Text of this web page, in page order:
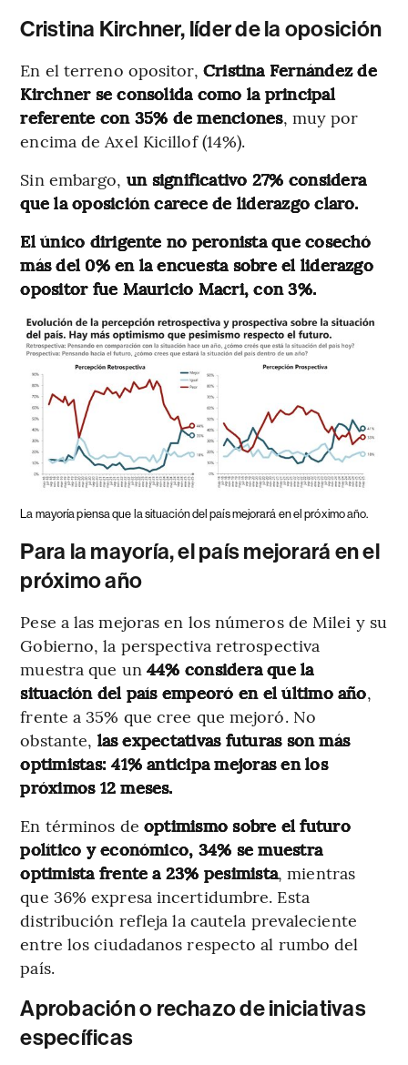
Cristina Kirchner, líder de la oposición
En el terreno opositor, Cristina Fernández de
Kirchner se consolida como la principal
referente con 35% de menciones, muy por
encima de Axel Kicillof (14%).
Sin embargo, un significativo 27% considera
que la oposición carece de liderazgo claro.
El único dirigente no peronista que cosechó
más del 0% en la encuesta sobre el liderazgo
opositor fue Mauricio Macri, con 3%.
La mayoría piensa que la situación del país mejorará en el próximo año.
Para la mayoría, el país mejorará en el
próximo año
Pese a las mejoras en los números de Milei y su
Gobierno, la perspectiva retrospectiva
muestra que un 44% considera que la
situación del país empeoró en el último año,
frente a 35% que cree que mejoró. No
obstante, las expectativas futuras son más
optimistas: 41% anticipa mejoras en los
próximos 12 meses.
En términos de optimismo sobre el futuro
político y económico, 34% se muestra
optimista frente a 23% pesimista, mientras
que 36% expresa incertidumbre. Esta
distribución refleja la cautela prevaleciente
entre los ciudadanos respecto al rumbo del
país.
Aprobación o rechazo de iniciativas
específicas